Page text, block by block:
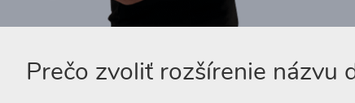
Prečo zvoliť rozšírenie názvu